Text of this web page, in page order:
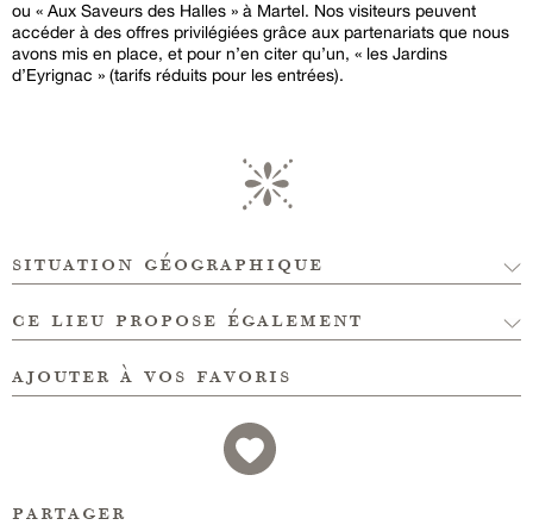
ou « Aux Saveurs des Halles » à Martel. Nos visiteurs peuvent
accéder à des offres privilégiées grâce aux partenariats que nous
avons mis en place, et pour n’en citer qu’un, « les Jardins
d’Eyrignac » (tarifs réduits pour les entrées).
situation géographique
ce lieu propose également
ajouter à vos favoris
partager